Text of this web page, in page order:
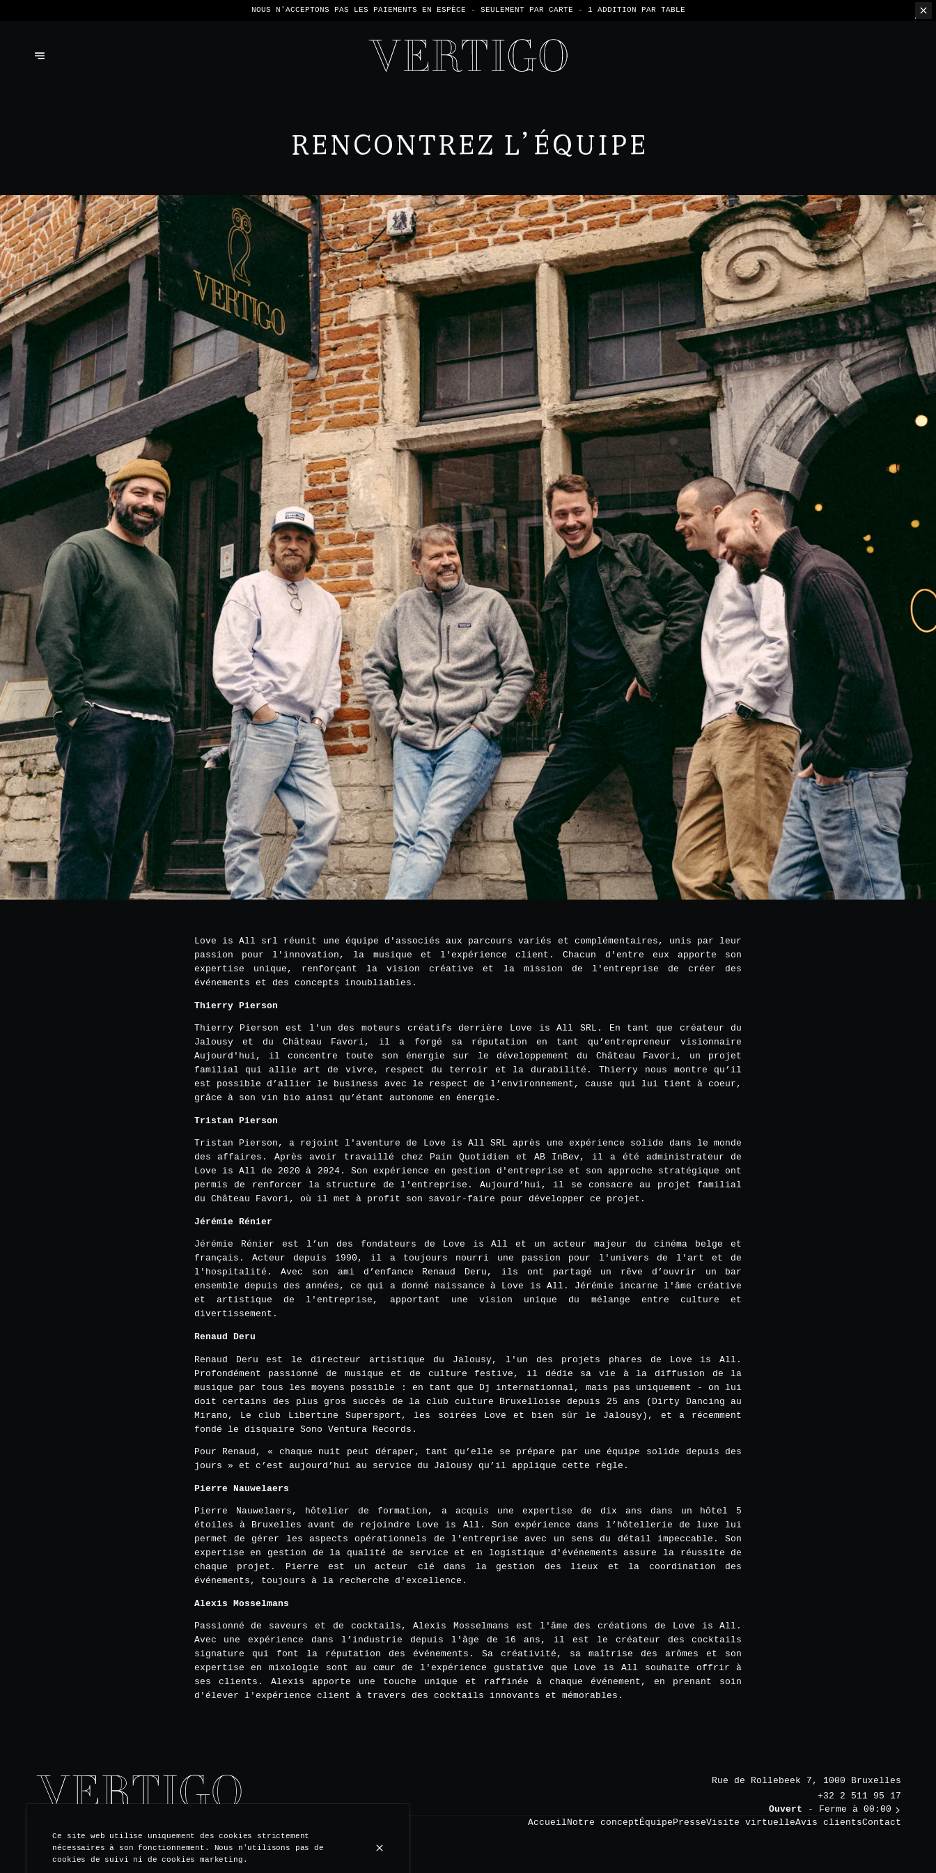
NOUS N'ACCEPTONS PAS LES PAIEMENTS EN ESPÈCE - SEULEMENT PAR CARTE - 1 ADDITION PAR TABLE
RENCONTREZ L’ÉQUIPE
Love is All srl réunit une équipe d'associés aux parcours variés et complémentaires, unis par leur
passion pour l'innovation, la musique et l'expérience client. Chacun d'entre eux apporte son
expertise unique, renforçant la vision créative et la mission de l'entreprise de créer des
événements et des concepts inoubliables.
Thierry Pierson
Thierry Pierson est l'un des moteurs créatifs derrière Love is All SRL. En tant que créateur du
Jalousy et du Château Favori, il a forgé sa réputation en tant qu’entrepreneur visionnaire
Aujourd'hui, il concentre toute son énergie sur le développement du Château Favori, un projet
familial qui allie art de vivre, respect du terroir et la durabilité. Thierry nous montre qu’il
est possible d’allier le business avec le respect de l’environnement, cause qui lui tient à coeur,
grâce à son vin bio ainsi qu’étant autonome en énergie.
Tristan Pierson
Tristan Pierson, a rejoint l'aventure de Love is All SRL après une expérience solide dans le monde
des affaires. Après avoir travaillé chez Pain Quotidien et AB InBev, il a été administrateur de
Love is All de 2020 à 2024. Son expérience en gestion d'entreprise et son approche stratégique ont
permis de renforcer la structure de l'entreprise. Aujourd’hui, il se consacre au projet familial
du Château Favori, où il met à profit son savoir-faire pour développer ce projet.
Jérémie Rénier
Jérémie Rénier est l’un des fondateurs de Love is All et un acteur majeur du cinéma belge et
français. Acteur depuis 1990, il a toujours nourri une passion pour l'univers de l'art et de
l'hospitalité. Avec son ami d’enfance Renaud Deru, ils ont partagé un rêve d’ouvrir un bar
ensemble depuis des années, ce qui a donné naissance à Love is All. Jérémie incarne l'âme créative
et artistique de l'entreprise, apportant une vision unique du mélange entre culture et
divertissement.
Renaud Deru
Renaud Deru est le directeur artistique du Jalousy, l'un des projets phares de Love is All.
Profondément passionné de musique et de culture festive, il dédie sa vie à la diffusion de la
musique par tous les moyens possible : en tant que Dj internationnal, mais pas uniquement - on lui
doit certains des plus gros succès de la club culture Bruxelloise depuis 25 ans (Dirty Dancing au
Mirano, Le club Libertine Supersport, les soirées Love et bien sûr le Jalousy), et a récemment
fondé le disquaire Sono Ventura Records.
Pour Renaud, « chaque nuit peut déraper, tant qu’elle se prépare par une équipe solide depuis des
jours » et c’est aujourd’hui au service du Jalousy qu’il applique cette règle.
Pierre Nauwelaers
Pierre Nauwelaers, hôtelier de formation, a acquis une expertise de dix ans dans un hôtel 5
étoiles à Bruxelles avant de rejoindre Love is All. Son expérience dans l’hôtellerie de luxe lui
permet de gérer les aspects opérationnels de l'entreprise avec un sens du détail impeccable. Son
expertise en gestion de la qualité de service et en logistique d'événements assure la réussite de
chaque projet. Pierre est un acteur clé dans la gestion des lieux et la coordination des
événements, toujours à la recherche d'excellence.
Alexis Mosselmans
Passionné de saveurs et de cocktails, Alexis Mosselmans est l'âme des créations de Love is All.
Avec une expérience dans l’industrie depuis l'âge de 16 ans, il est le créateur des cocktails
signature qui font la réputation des événements. Sa créativité, sa maîtrise des arômes et son
expertise en mixologie sont au cœur de l'expérience gustative que Love is All souhaite offrir à
ses clients. Alexis apporte une touche unique et raffinée à chaque événement, en prenant soin
d'élever l'expérience client à travers des cocktails innovants et mémorables.
Rue de Rollebeek 7, 1000 Bruxelles
+32 2 511 95 17
Ouvert - Ferme à 00:00
Accueil Notre concept Équipe PresseVisite virtuelleAvis clientsContact
S'ABONNER À NOTRE NEWSLETTER
Ce site web utilise uniquement des cookies strictement
nécessaires à son fonctionnement. Nous n'utilisons pas de
cookies de suivi ni de cookies marketing.